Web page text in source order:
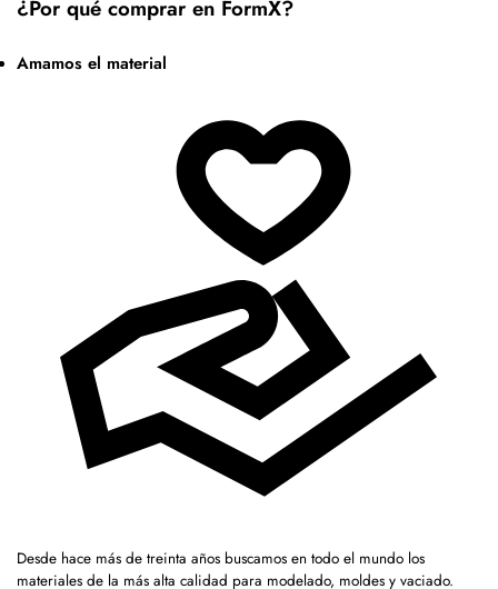
¿Por qué comprar en FormX?
Amamos el material
Desde hace más de treinta años buscamos en todo el mundo los
materiales de la más alta calidad para modelado, moldes y vaciado.